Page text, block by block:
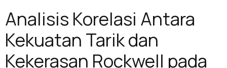
Analisis Korelasi Antara
Kekuatan Tarik dan
Kekerasan Rockwell pada